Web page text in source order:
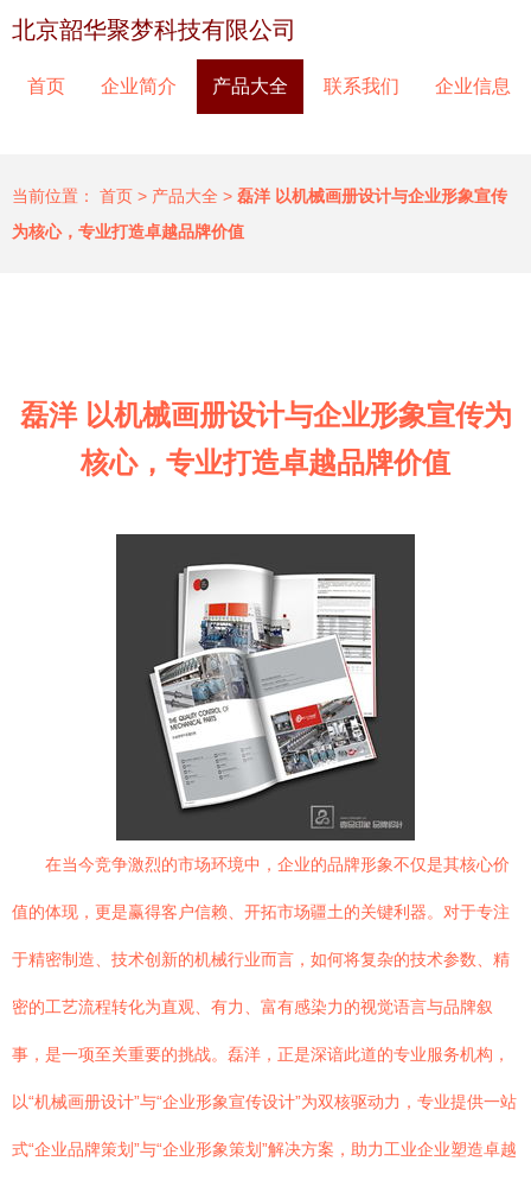
北京韶华聚梦科技有限公司
首页 企业简介 产品大全 联系我们 企业信息
当前位置： 首页 > 产品大全 > 磊洋 以机械画册设计与企业形象宣传
为核心，专业打造卓越品牌价值
磊洋 以机械画册设计与企业形象宣传为
核心，专业打造卓越品牌价值
在当今竞争激烈的市场环境中，企业的品牌形象不仅是其核心价
值的体现，更是赢得客户信赖、开拓市场疆土的关键利器。对于专注
于精密制造、技术创新的机械行业而言，如何将复杂的技术参数、精
密的工艺流程转化为直观、有力、富有感染力的视觉语言与品牌叙
事，是一项至关重要的挑战。磊洋，正是深谙此道的专业服务机构，
以“机械画册设计”与“企业形象宣传设计”为双核驱动力，专业提供一站
式“企业品牌策划”与“企业形象策划”解决方案，助力工业企业塑造卓越